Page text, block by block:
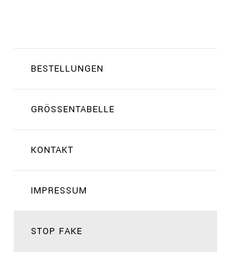
BESTELLUNGEN
GRÖSSENTABELLE
KONTAKT
IMPRESSUM
STOP FAKE